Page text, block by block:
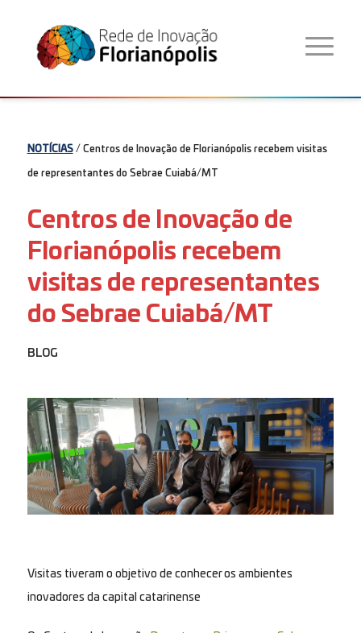
NOTÍCIAS/ Centros de Inovação de Florianópolis recebem visitas
de representantes do Sebrae Cuiabá/MT
Centros de Inovação de
Florianópolis recebem
visitas de representantes
do Sebrae Cuiabá/MT
BLOG
Visitas tiveram o objetivo de conhecer os ambientes
inovadores da capital catarinense